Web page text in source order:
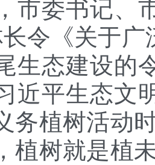
委书记、市
令《关于
生态建设的
近平生态文
务植树活动
植树就是植